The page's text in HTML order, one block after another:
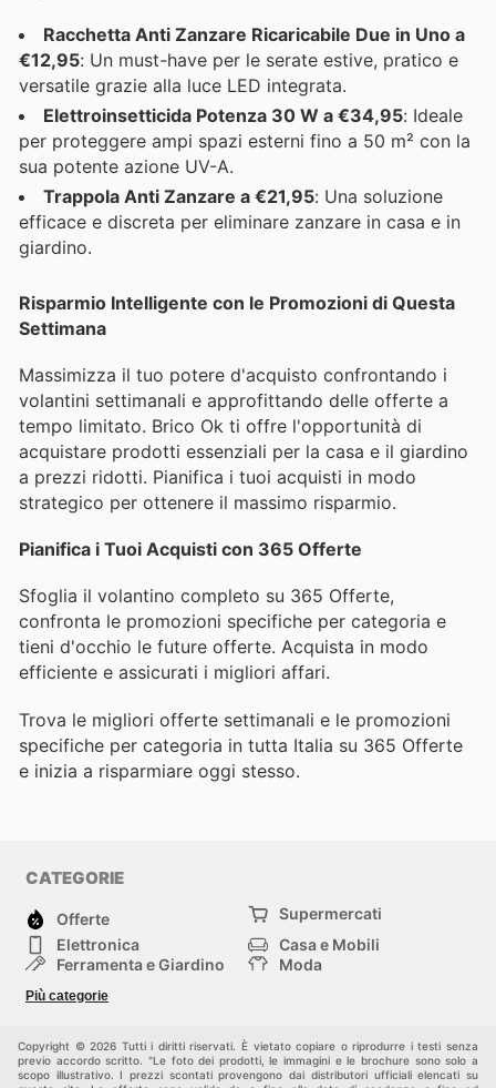
Racchetta Anti Zanzare Ricaricabile Due in Uno a
€12,95: Un must-have per le serate estive, pratico e
versatile grazie alla luce LED integrata.
Elettroinsetticida Potenza 30 W a €34,95: Ideale
per proteggere ampi spazi esterni fino a 50 m² con la
sua potente azione UV-A.
Trappola Anti Zanzare a €21,95: Una soluzione
efficace e discreta per eliminare zanzare in casa e in
giardino.
Risparmio Intelligente con le Promozioni di Questa
Settimana
Massimizza il tuo potere d'acquisto confrontando i
volantini settimanali e approfittando delle offerte a
tempo limitato. Brico Ok ti offre l'opportunità di
acquistare prodotti essenziali per la casa e il giardino
a prezzi ridotti. Pianifica i tuoi acquisti in modo
strategico per ottenere il massimo risparmio.
Pianifica i Tuoi Acquisti con 365 Offerte
Sfoglia il volantino completo su 365 Offerte,
confronta le promozioni specifiche per categoria e
tieni d'occhio le future offerte. Acquista in modo
efficiente e assicurati i migliori affari.
Trova le migliori offerte settimanali e le promozioni
specifiche per categoria in tutta Italia su 365 Offerte
e inizia a risparmiare oggi stesso.
CATEGORIE
Offerte
Supermercati
Elettronica
Casa e Mobili
Ferramenta e Giardino
Moda
Bambini e Neonati
Più categorie
Copyright © 2026 Tutti i diritti riservati. È vietato copiare o riprodurre i testi senza
previo accordo scritto. "Le foto dei prodotti, le immagini e le brochure sono solo a
scopo illustrativo. I prezzi scontati provengono dai distributori ufficiali elencati su